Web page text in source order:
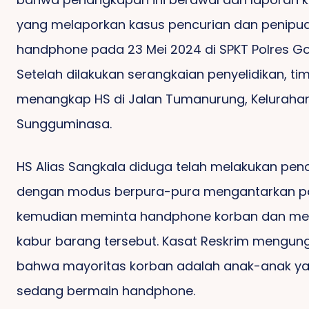
yang melaporkan kasus pencurian dan
handphone pada 23 Mei 2024 di SPKT Polres
Setelah dilakukan serangkaian penyelidikan,
menangkap HS di Jalan Tumanurung,
Sungguminasa.
HS Alias Sangkala diduga telah melakukan
dengan modus berpura-pura mengantarkan
kemudian meminta handphone korban dan
kabur barang tersebut. Kasat Reskrim
bahwa mayoritas korban adalah anak-anak
sedang bermain handphone.
Ancaman Terhadap
Wartawan Picu Aksi,
Massa Desak Polres
Gowa Tutup Tambang
Ilegal
GPS
Siapa
Belah Ketupat
Karakter: Merawat Siri’
Pendidikan Generasi
Berintegritas
Islami